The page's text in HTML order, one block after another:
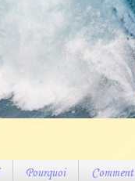
Pourquoi Comment